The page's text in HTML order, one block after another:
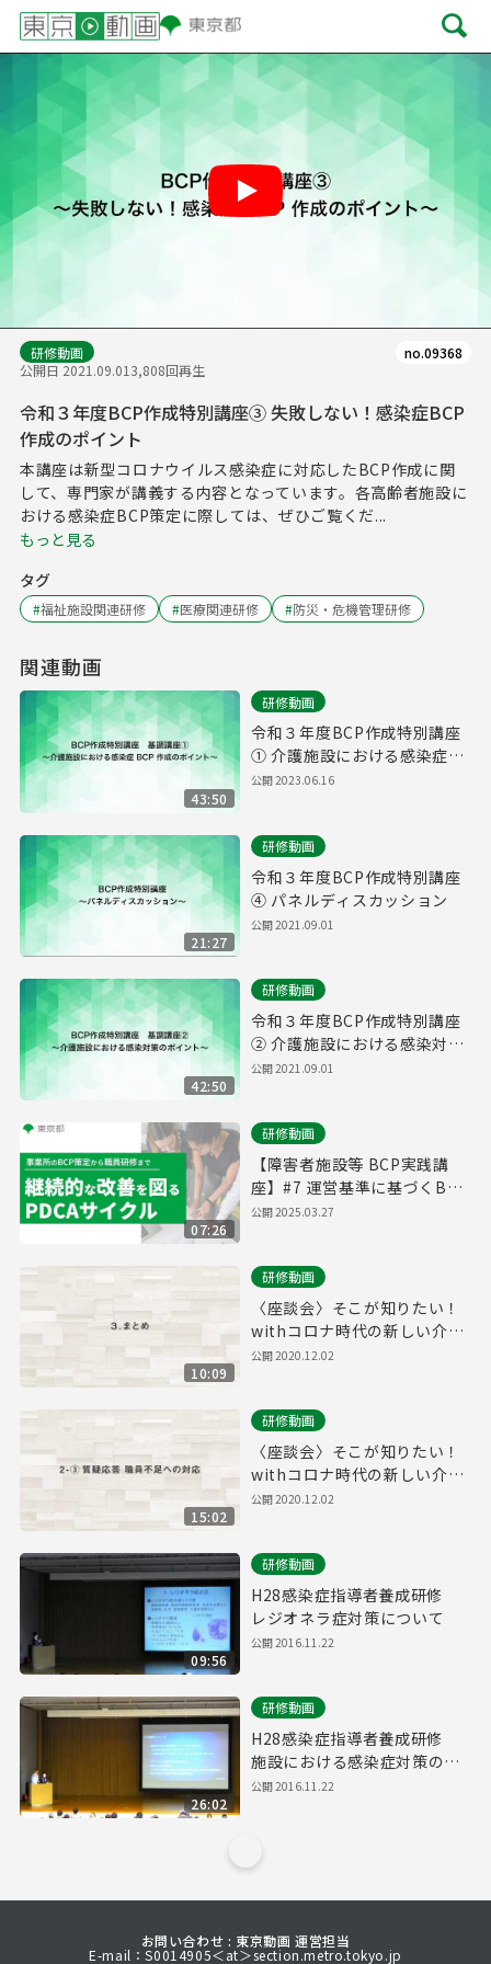
研修動画
公開日 2021.09.013,808回再生
no.09368
令和３年度BCP作成特別講座③ 失敗しない！感染症BCP
作成のポイント
本講座は新型コロナウイルス感染症に対応したBCP作成に関
して、専門家が講義する内容となっています。各高齢者施設に
おける感染症BCP策定に際しては、ぜひご覧くだ...
もっと見る
タグ
#福祉施設関連研修 #医療関連研修 #防災・危機管理研修
関連動画
43:50
研修動画
令和３年度BCP作成特別講座
① 介護施設における感染症
BCP作成のポイント
公開2023.06.16
21:27
研修動画
令和３年度BCP作成特別講座
④ パネルディスカッション
公開2021.09.01
42:50
研修動画
令和３年度BCP作成特別講座
② 介護施設における感染対策
のポイント
公開2021.09.01
07:26
研修動画
【障害者施設等 BCP実践講
座】#7 運営基準に基づくBCP
の取組【東京都】
公開2025.03.27
10:09
研修動画
〈座談会〉そこが知りたい！
withコロナ時代の新しい介護
【3. まとめ】
公開2020.12.02
15:02
研修動画
〈座談会〉そこが知りたい！
withコロナ時代の新しい介護
【2-③. 質疑応答 職員不足へ
公開2020.12.02
09:56
研修動画
H28感染症指導者養成研修
レジオネラ症対策について
公開2016.11.22
26:02
研修動画
H28感染症指導者養成研修
施設における感染症対策の取
組事例（成幸ホーム）
公開2016.11.22
お問い合わせ : 東京動画 運営担当
E-mail：S0014905＜at＞section.metro.tokyo.jp